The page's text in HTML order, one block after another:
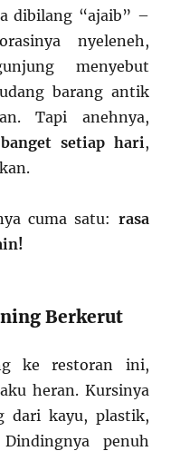
dibilang “ajaib” –
nyeleneh,
menyebut
barang antik
Tapi anehnya,
setiap hari,
cuma satu: rasa
Berkerut
ke restoran ini,
heran. Kursinya
dari kayu, plastik,
penuh